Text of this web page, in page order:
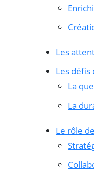
Les
Les défis
La
La
Le rôle